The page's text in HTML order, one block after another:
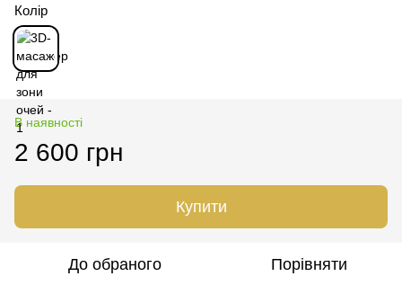
Колір
В наявності
2 600 грн
Купити
До обраного Порівняти